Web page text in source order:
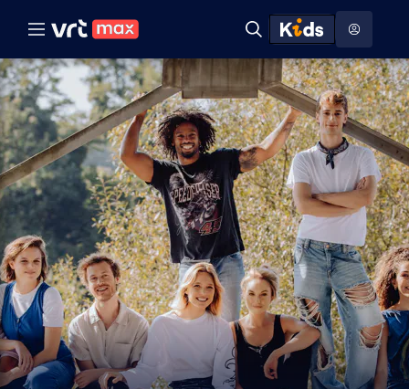
Naar hoofdinhoud Naar audiodescriptie Naar help
Hoog contrast modus
menu
Zoeken
ontdekken